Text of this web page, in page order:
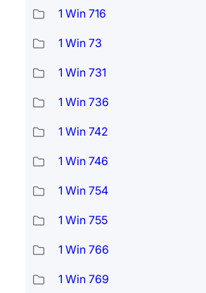
1 Win 716
1 Win 73
1 Win 731
1 Win 736
1 Win 742
1 Win 746
1 Win 754
1 Win 755
1 Win 766
1 Win 769